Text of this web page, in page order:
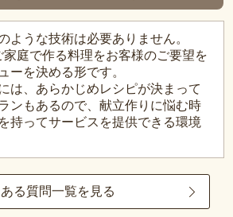
ような技術は必要ありません。
庭で作る料理をお客様のご要望を
ーを決める形です。
は、あらかじめレシピが決まって
ンもあるので、献立作りに悩む時
持ってサービスを提供できる環境
る質問一覧を見る